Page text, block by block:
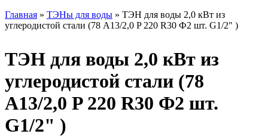
Вы здесь
Главная » ТЭНы для воды » ТЭН для воды 2,0 кВт из
углеродистой стали (78 А13/2,0 P 220 R30 Ф2 шт. G1/2" )
ТЭН для воды 2,0 кВт из
углеродистой стали (78
А13/2,0 P 220 R30 Ф2 шт.
G1/2" )